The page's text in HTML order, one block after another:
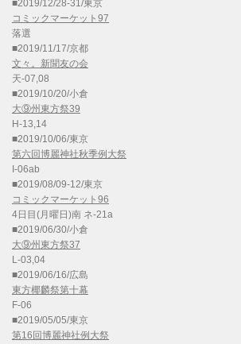
■2019/12/28-31/東京
コミックマーケット97
落選
■2019/11/17/京都
文々。新聞友の会
天-07,08
■2019/10/20/小倉
大⑨州東方祭39
H-13,14
■2019/10/06/東京
第六回博麗神社秋季例大祭
I-06ab
■2019/08/09-12/東京
コミックマーケット96
4日目(月曜日)南 ネ-21a
■2019/06/30/小倉
大⑨州東方祭37
L-03,04
■2019/06/16/広島
東方椰麟祭第十幕
F-06
■2019/05/05/東京
第16回博麗神社例大祭